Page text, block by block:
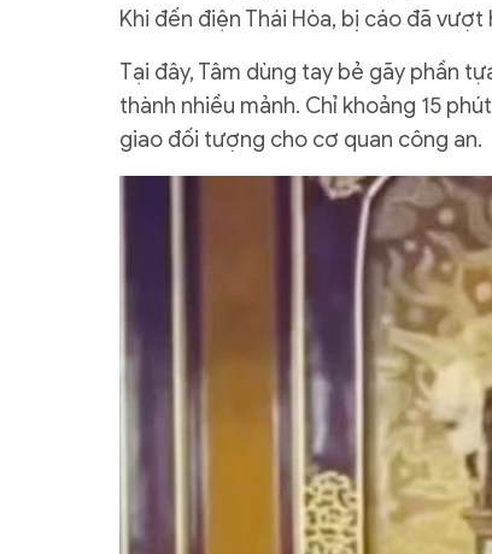
Khi đến điện Thái Hòa, bị cáo đã
Tại đây, Tâm dùng tay bẻ gãy phần
thành nhiều mảnh. Chỉ khoảng 15
giao đối tượng cho cơ quan công an.